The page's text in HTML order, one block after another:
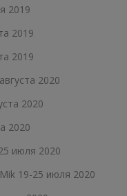
2019
2019
2019
2020
2020
2020
июля 2020
19-25 июля 2020